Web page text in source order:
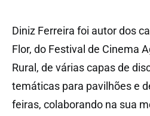
Diniz Ferreira foi autor dos
Flor, do Festival de Cinema
Rural, de várias capas de
temáticas para pavilhões e
feiras, colaborando na sua